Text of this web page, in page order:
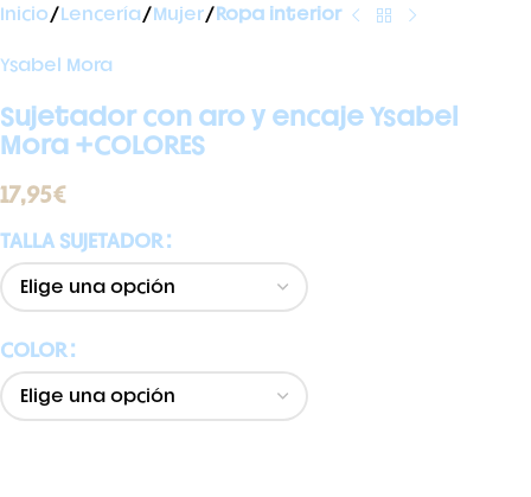
Inicio Lencería Mujer Ropa interior
Ysabel Mora
Sujetador con aro y encaje Ysabel
Mora +COLORES
17,95€
TALLA SUJETADOR
COLOR